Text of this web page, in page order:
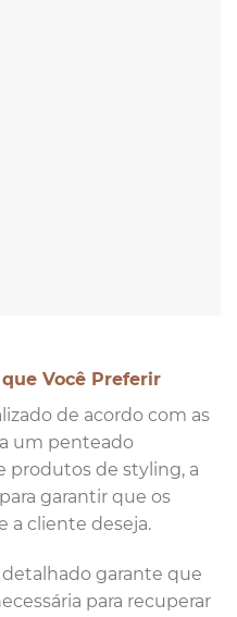
Você Preferir
de acordo com as
um penteado
produtos de styling, a
garantir que os
a cliente deseja.
garante que
para recuperar